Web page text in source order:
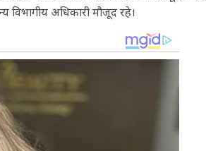
विभागीय अधिकारी मौजूद रहे।